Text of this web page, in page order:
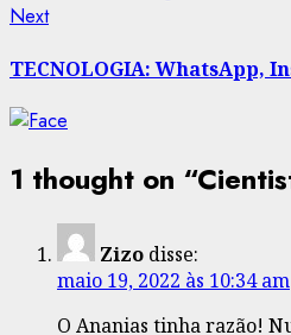
NextNext
TECNOLOGIA: WhatsApp,
1 thought on “
Zizo disse:
maio 19, 2022 às 10:34 am
O Ananias tinha razão!